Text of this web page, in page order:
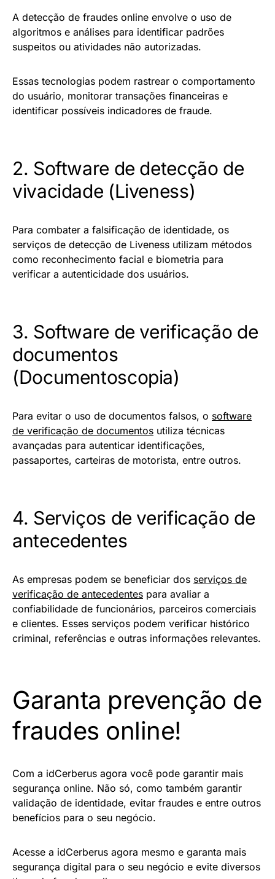
A detecção de fraudes online envolve o uso de
algoritmos e análises para identificar padrões
suspeitos ou atividades não autorizadas.
Essas tecnologias podem rastrear o comportamento
do usuário, monitorar transações financeiras e
identificar possíveis indicadores de fraude.
2. Software de detecção de
vivacidade (Liveness)
Para combater a falsificação de identidade, os
serviços de detecção de Liveness utilizam métodos
como reconhecimento facial e biometria para
verificar a autenticidade dos usuários.
3. Software de verificação de
documentos
(Documentoscopia)
Para evitar o uso de documentos falsos, o software
de verificação de documentos utiliza técnicas
avançadas para autenticar identificações,
passaportes, carteiras de motorista, entre outros.
4. Serviços de verificação de
antecedentes
As empresas podem se beneficiar dos serviços de
verificação de antecedentes para avaliar a
confiabilidade de funcionários, parceiros comerciais
e clientes. Esses serviços podem verificar histórico
criminal, referências e outras informações relevantes.
Garanta prevenção de
fraudes online!
Com a idCerberus agora você pode garantir mais
segurança online. Não só, como também garantir
validação de identidade, evitar fraudes e entre outros
benefícios para o seu negócio.
Acesse a idCerberus agora mesmo e garanta mais
segurança digital para o seu negócio e evite diversos